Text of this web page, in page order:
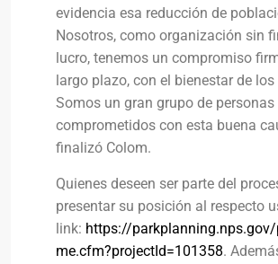
evidencia esa reducción de
Nosotros, como organización sin
lucro, tenemos un compromiso
largo plazo, con el bienestar de los
Somos un gran grupo de personas
comprometidos con esta buena
finalizó Colom.
Quienes deseen ser parte del
presentar su posición al respecto
link: https://
me.cfm?projectId=101358.